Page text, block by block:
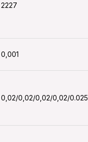
2227
0,001
0,02/0,02/0,02/0,02/0.025